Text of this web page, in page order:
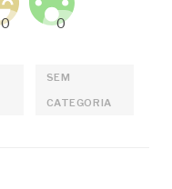
SEM
CATEGORIA